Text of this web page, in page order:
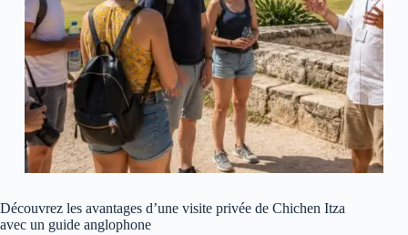
Découvrez les avantages d’une visite privée de Chichen Itza
avec un guide anglophone